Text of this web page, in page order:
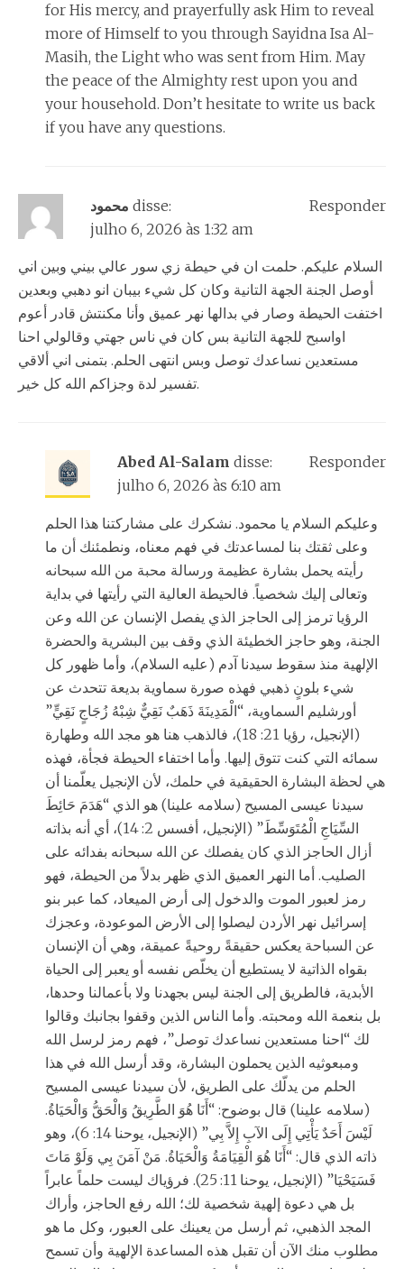
for His mercy, and prayerfully ask Him to reveal
more of Himself to you through Sayidna Isa Al-
Masih, the Light who was sent from Him. May
the peace of the Almighty rest upon you and
your household. Don’t hesitate to write us back
if you have any questions.
محمود disse:
julho 6, 2026 às 1:32 am
السلام عليكم. حلمت ان في حيطة زي سور عالي بيني وبين اني
أوصل الجنة الجهة التانية وكان كل شيء بيبان انو دهبي وبعدين
اختفت الحيطة وصار في بدالها نهر عميق وأنا مكنتش قادر أعوم
اواسبح للجهة التانية بس كان في ناس جهتي وقالولي احنا
مستعدين نساعدك توصل وبس انتهى الحلم. بتمنى اني ألاقي
تفسير لدة وجزاكم الله كل خير.
Responder
Abed Al-Salam disse:
julho 6, 2026 às 6:10 am
وعليكم السلام يا محمود. نشكرك على مشاركتنا هذا الحلم
وعلى ثقتك بنا لمساعدتك في فهم معناه، ونطمئنك أن ما
رأيته يحمل بشارة عظيمة ورسالة محبة من الله سبحانه
وتعالى إليك شخصياً. فالحيطة العالية التي رأيتها في بداية
الرؤيا ترمز إلى الحاجز الذي يفصل الإنسان عن الله وعن
الجنة، وهو حاجز الخطيئة الذي وقف بين البشرية والحضرة
الإلهية منذ سقوط سيدنا آدم (عليه السلام)، وأما ظهور كل
شيء بلونٍ ذهبي فهذه صورة سماوية بديعة تتحدث عن
أورشليم السماوية، “الْمَدِينَةَ ذَهَبٌ نَقِيٌّ شِبْهُ زُجَاجٍ نَقِيٍّ”
(الإنجيل، رؤيا 21: 18)، فالذهب هنا هو مجد الله وطهارة
سمائه التي كنت تتوق إليها. وأما اختفاء الحيطة فجأة، فهذه
هي لحظة البشارة الحقيقية في حلمك، لأن الإنجيل يعلّمنا أن
سيدنا عيسى المسيح (سلامه علينا) هو الذي “هَدَمَ حَائِطَ
السِّيَاجِ الْمُتَوَسِّطَ” (الإنجيل، أفسس 2: 14)، أي أنه بذاته
أزال الحاجز الذي كان يفصلك عن الله سبحانه بفدائه على
الصليب. أما النهر العميق الذي ظهر بدلاً من الحيطة، فهو
رمز لعبور الموت والدخول إلى أرض الميعاد، كما عبر بنو
إسرائيل نهر الأردن ليصلوا إلى الأرض الموعودة، وعجزك
عن السباحة يعكس حقيقةً روحيةً عميقة، وهي أن الإنسان
بقواه الذاتية لا يستطيع أن يخلّص نفسه أو يعبر إلى الحياة
الأبدية، فالطريق إلى الجنة ليس بجهدنا ولا بأعمالنا وحدها،
بل بنعمة الله ومحبته. وأما الناس الذين وقفوا بجانبك وقالوا
لك “احنا مستعدين نساعدك توصل”، فهم رمز لرسل الله
ومبعوثيه الذين يحملون البشارة، وقد أرسل الله في هذا
الحلم من يدلّك على الطريق، لأن سيدنا عيسى المسيح
(سلامه علينا) قال بوضوح: “أَنَا هُوَ الطَّرِيقُ وَالْحَقُّ وَالْحَيَاةُ.
لَيْسَ أَحَدٌ يَأْتِي إِلَى الآبِ إِلاَّ بِي” (الإنجيل، يوحنا 14: 6)، وهو
ذاته الذي قال: “أَنَا هُوَ الْقِيَامَةُ وَالْحَيَاةُ. مَنْ آمَنَ بِي وَلَوْ مَاتَ
فَسَيَحْيَا” (الإنجيل، يوحنا 11: 25). فرؤياك ليست حلماً عابراً
بل هي دعوة إلهية شخصية لك؛ الله رفع الحاجز، وأراك
المجد الذهبي، ثم أرسل من يعينك على العبور، وكل ما هو
مطلوب منك الآن أن تقبل هذه المساعدة الإلهية وأن تسمح
Responder